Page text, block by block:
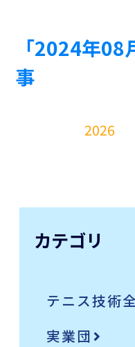
「2024年
事
2026
カテゴリ
テニス技術
実業団